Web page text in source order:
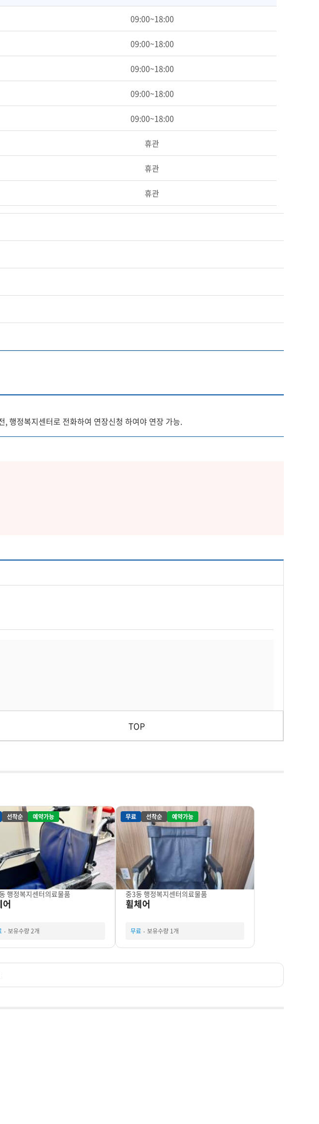
09:00~18:00
09:00~18:00
09:00~18:00
09:00~18:00
09:00~18:00
휴관
휴관
휴관
행정복지센터로 전화하여 연장신청 하여야 연장 가능.
TOP
선착순 예약가능
행정복지센터의료물품
어
보유수량 2개
무료 선착순 예약가능
중3동 행정복지센터의료물품
휠체어
무료 보유수량 1개